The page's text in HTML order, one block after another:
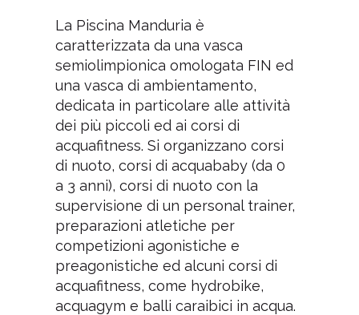
La Piscina Manduria è
caratterizzata da una vasca
semiolimpionica omologata FIN ed
una vasca di ambientamento,
dedicata in particolare alle attività
dei più piccoli ed ai corsi di
acquafitness. Si organizzano corsi
di nuoto, corsi di acquababy (da 0
a 3 anni), corsi di nuoto con la
supervisione di un personal trainer,
preparazioni atletiche per
competizioni agonistiche e
preagonistiche ed alcuni corsi di
acquafitness, come hydrobike,
acquagym e balli caraibici in acqua.